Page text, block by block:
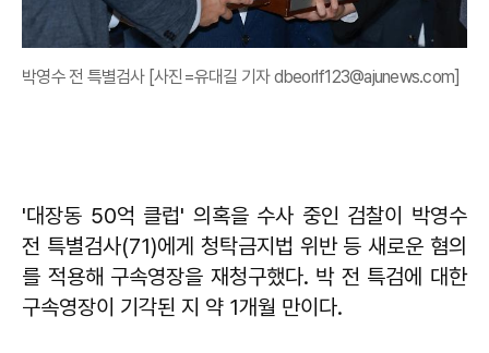
박영수 전 특별검사 [사진=유대길 기자 dbeorlf123@ajunews.com]
'대장동 50억 클럽' 의혹을 수사 중인 검찰이 박영수
전 특별검사(71)에게 청탁금지법 위반 등 새로운 혐의
를 적용해 구속영장을 재청구했다. 박 전 특검에 대한
구속영장이 기각된 지 약 1개월 만이다.